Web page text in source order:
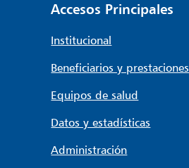
Accesos Principales
Institucional
Beneficiarios y prestaciones
Equipos de salud
Datos y estadísticas
Administración